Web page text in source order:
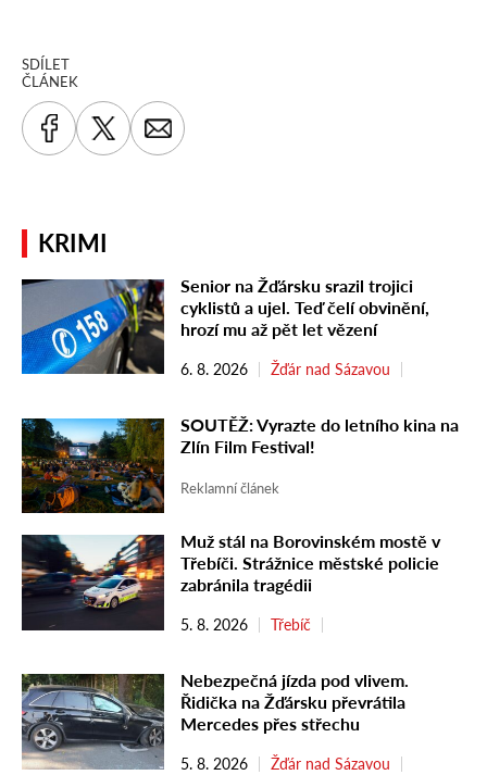
SDÍLET
ČLÁNEK
KRIMI
Senior na Žďársku srazil trojici
cyklistů a ujel. Teď čelí obvinění,
hrozí mu až pět let vězení
6. 8. 2026 Žďár nad Sázavou
SOUTĚŽ: Vyrazte do letního kina na
Zlín Film Festival!
Reklamní článek
Muž stál na Borovinském mostě v
Třebíči. Strážnice městské policie
zabránila tragédii
5. 8. 2026 Třebíč
Nebezpečná jízda pod vlivem.
Řidička na Žďársku převrátila
Mercedes přes střechu
5. 8. 2026 Žďár nad Sázavou